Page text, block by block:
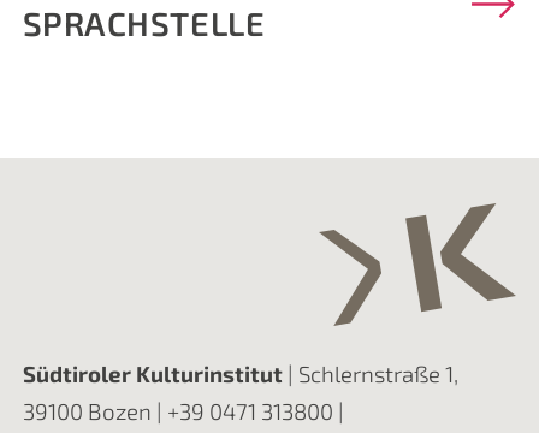
SPRACHSTELLE
Südtiroler Kulturinstitut| Schlernstraße 1,
39100 Bozen | +39 0471 313800 |